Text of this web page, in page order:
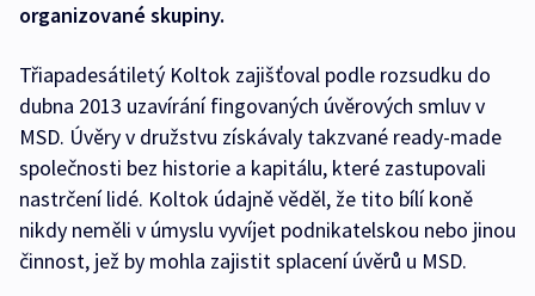
organizované skupiny.
Třiapadesátiletý Koltok zajišťoval podle rozsudku do
dubna 2013 uzavírání fingovaných úvěrových smluv v
MSD. Úvěry v družstvu získávaly takzvané ready-made
společnosti bez historie a kapitálu, které zastupovali
nastrčení lidé. Koltok údajně věděl, že tito bílí koně
nikdy neměli v úmyslu vyvíjet podnikatelskou nebo jinou
činnost, jež by mohla zajistit splacení úvěrů u MSD.